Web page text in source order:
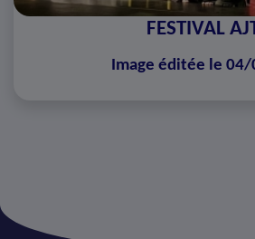
FESTIVAL
Image éditée le